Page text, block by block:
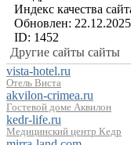
Индекс качества
Обновлен: 22.12.2025
ID: 1452
Другие сайты сайты
vista-hotel.ru
Отель Виста
akvilon-crimea.ru
Гостевой доме Аквилон
kedr-life.ru
Медицинский центр Кедр